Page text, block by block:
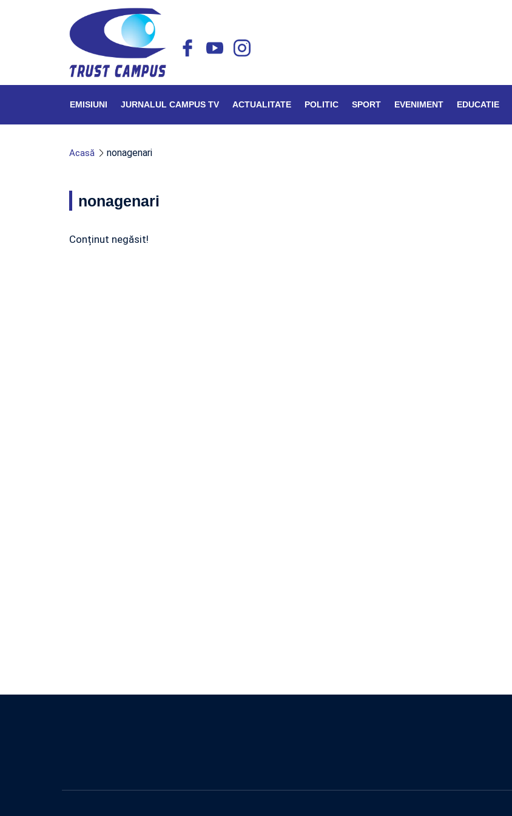
EMISIUNI JURNALUL CAMPUS TV ACTUALITATE POLITIC SPORT EVENIMENT EDUCATIE
Acasă nonagenari
nonagenari
Conținut negăsit!